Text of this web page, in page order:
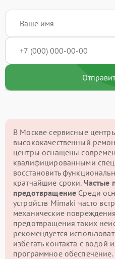
В Москве сервисные
высококачественный
центры оснащены
квалифицированными
восстановить
кратчайшие сроки. Частые
предотвращение Среди
устройств Mimaki часто
механические
предотвращения таких
рекомендуется
избегать контакта с водой
программное обеспечение.